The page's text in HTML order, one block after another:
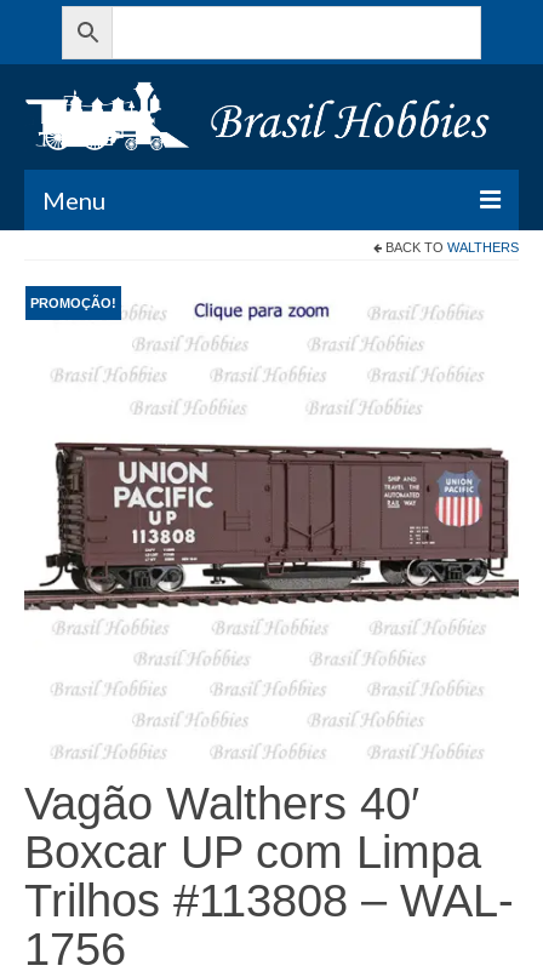
Menu
Meu Carrinho
Minha conta
BACK TO WALTHERS
PROMOÇÃO!
Vagão Walthers 40′
Boxcar UP com Limpa
Trilhos #113808 – WAL-
1756